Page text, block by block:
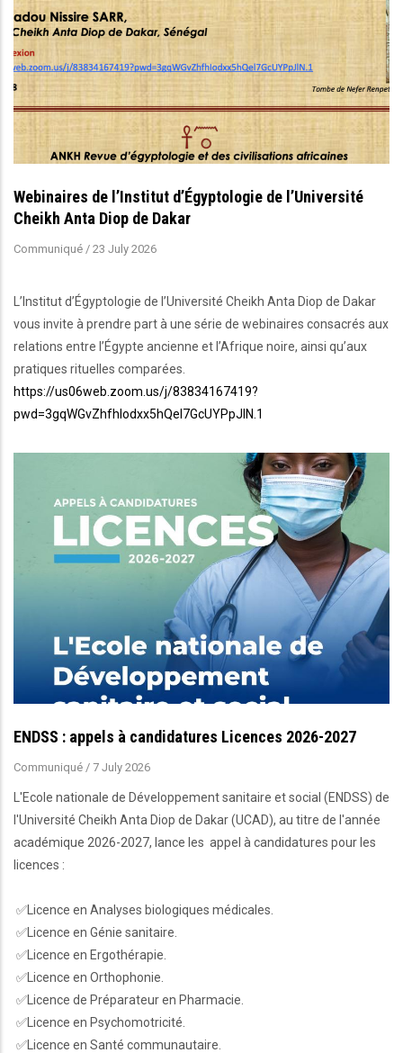
Webinaires de l’Institut d’Égyptologie de l’Université
Cheikh Anta Diop de Dakar
Communiqué / 23 July 2026
L’Institut d’Égyptologie de l’Université Cheikh Anta Diop de Dakar
vous invite à prendre part à une série de webinaires consacrés aux
relations entre l’Égypte ancienne et l’Afrique noire, ainsi qu’aux
pratiques rituelles comparées.
https://us06web.zoom.us/j/83834167419?
pwd=3gqWGvZhfhIodxx5hQel7GcUYPpJlN.1
ENDSS : appels à candidatures Licences 2026-2027
Communiqué / 7 July 2026
L'Ecole nationale de Développement sanitaire et social (ENDSS) de
l'Université Cheikh Anta Diop de Dakar (UCAD), au titre de l'année
académique 2026-2027, lance les appel à candidatures pour les
licences :
✅Licence en Analyses biologiques médicales.
✅Licence en Génie sanitaire.
✅Licence en Ergothérapie.
✅Licence en Orthophonie.
✅Licence de Préparateur en Pharmacie.
✅Licence en Psychomotricité.
✅Licence en Santé communautaire.